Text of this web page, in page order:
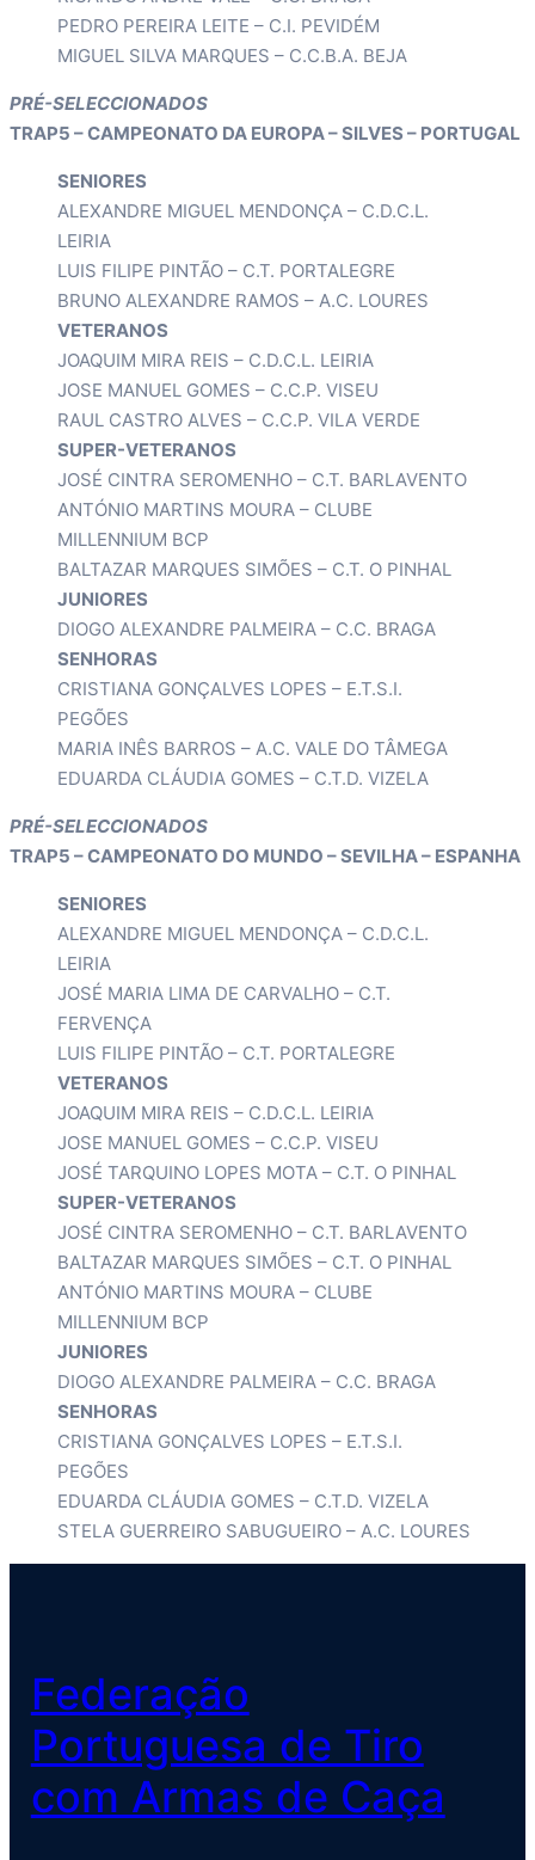
PEDRO PEREIRA LEITE – C.I. PEVIDÉM
MIGUEL SILVA MARQUES – C.C.B.A. BEJA
PRÉ-SELECCIONADOS
TRAP5 – CAMPEONATO DA EUROPA – SILVES – PORTUGAL
SENIORES
ALEXANDRE MIGUEL MENDONÇA – C.D.C.L.
LEIRIA
LUIS FILIPE PINTÃO – C.T. PORTALEGRE
BRUNO ALEXANDRE RAMOS – A.C. LOURES
VETERANOS
JOAQUIM MIRA REIS – C.D.C.L. LEIRIA
JOSE MANUEL GOMES – C.C.P. VISEU
RAUL CASTRO ALVES – C.C.P. VILA VERDE
SUPER-VETERANOS
JOSÉ CINTRA SEROMENHO – C.T. BARLAVENTO
ANTÓNIO MARTINS MOURA – CLUBE
MILLENNIUM BCP
BALTAZAR MARQUES SIMÕES – C.T. O PINHAL
JUNIORES
DIOGO ALEXANDRE PALMEIRA – C.C. BRAGA
SENHORAS
CRISTIANA GONÇALVES LOPES – E.T.S.I.
PEGÕES
MARIA INÊS BARROS – A.C. VALE DO TÂMEGA
EDUARDA CLÁUDIA GOMES – C.T.D. VIZELA
PRÉ-SELECCIONADOS
TRAP5 – CAMPEONATO DO MUNDO – SEVILHA – ESPANHA
SENIORES
ALEXANDRE MIGUEL MENDONÇA – C.D.C.L.
LEIRIA
JOSÉ MARIA LIMA DE CARVALHO – C.T.
FERVENÇA
LUIS FILIPE PINTÃO – C.T. PORTALEGRE
VETERANOS
JOAQUIM MIRA REIS – C.D.C.L. LEIRIA
JOSE MANUEL GOMES – C.C.P. VISEU
JOSÉ TARQUINO LOPES MOTA – C.T. O PINHAL
SUPER-VETERANOS
JOSÉ CINTRA SEROMENHO – C.T. BARLAVENTO
BALTAZAR MARQUES SIMÕES – C.T. O PINHAL
ANTÓNIO MARTINS MOURA – CLUBE
MILLENNIUM BCP
JUNIORES
DIOGO ALEXANDRE PALMEIRA – C.C. BRAGA
SENHORAS
CRISTIANA GONÇALVES LOPES – E.T.S.I.
PEGÕES
EDUARDA CLÁUDIA GOMES – C.T.D. VIZELA
STELA GUERREIRO SABUGUEIRO – A.C. LOURES
Federação
Portuguesa de Tiro
com Armas de Caça